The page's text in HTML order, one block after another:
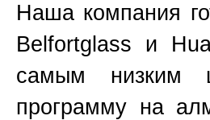
Наша компания
Belfortglass и
самым низким
программу на